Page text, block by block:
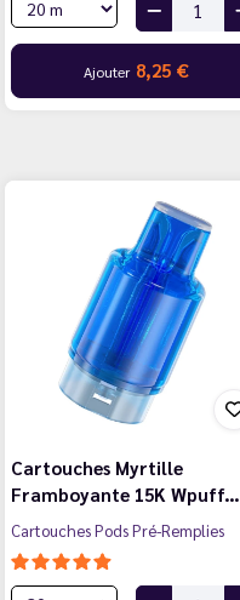
Ajouter 8,25 €
Cartouches Myrtille
Framboyante 15K Wpuff…
Cartouches Pods Pré-Remplies